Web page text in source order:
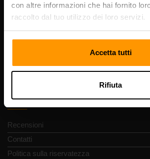
con altre informazioni che hai fornito
raccolto dal tuo utilizzo dei loro servizi.
Accetta tutti
Rifiuta
Codice di registrazione: 14652605
Partita IVA: EE102133820
Vesivärava tn 50-201, 10152
Navigazione rapida
Recensioni
Contatti
Politica sulla riservatezza